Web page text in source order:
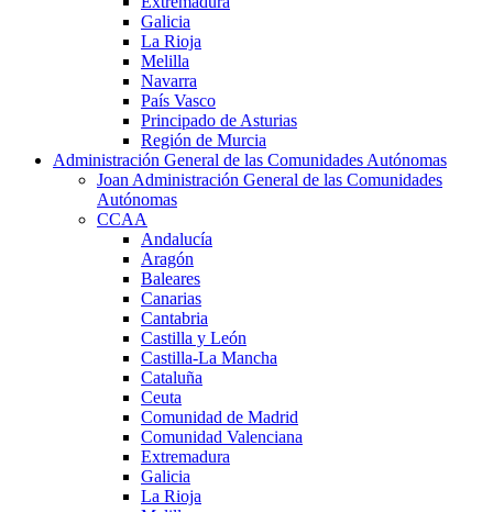
Galicia
La Rioja
Melilla
Navarra
País Vasco
Principado de Asturias
Región de Murcia
Administración General de las Comunidades Autónomas
Joan Administración General de las Comunidades
Autónomas
CCAA
Andalucía
Aragón
Baleares
Canarias
Cantabria
Castilla y León
Castilla-La Mancha
Cataluña
Ceuta
Comunidad de Madrid
Comunidad Valenciana
Extremadura
Galicia
La Rioja